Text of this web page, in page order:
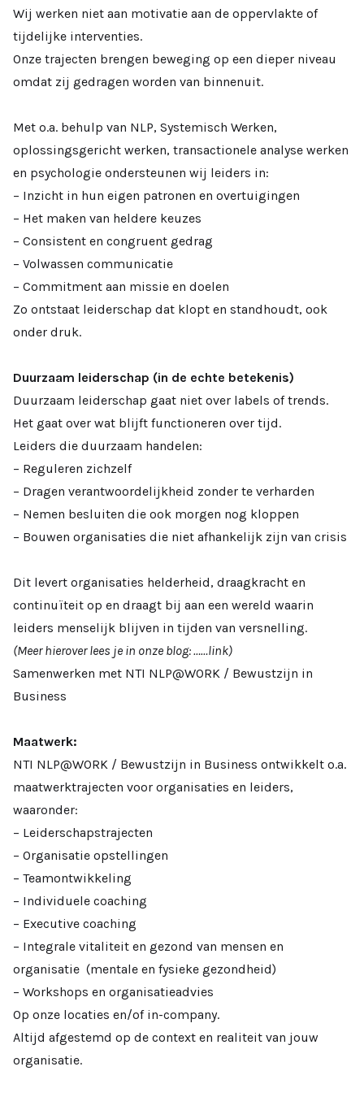
Wij werken niet aan motivatie aan de oppervlakte of
tijdelijke interventies.
Onze trajecten brengen beweging op een dieper niveau
omdat zij gedragen worden van binnenuit.
Met o.a. behulp van NLP, Systemisch Werken,
oplossingsgericht werken, transactionele analyse werken
en psychologie ondersteunen wij leiders in:
– Inzicht in hun eigen patronen en overtuigingen
– Het maken van heldere keuzes
– Consistent en congruent gedrag
– Volwassen communicatie
– Commitment aan missie en doelen
Zo ontstaat leiderschap dat klopt en standhoudt, ook
onder druk.
Duurzaam leiderschap (in de echte betekenis)
Duurzaam leiderschap gaat niet over labels of trends.
Het gaat over wat blijft functioneren over tijd.
Leiders die duurzaam handelen:
– Reguleren zichzelf
– Dragen verantwoordelijkheid zonder te verharden
– Nemen besluiten die ook morgen nog kloppen
– Bouwen organisaties die niet afhankelijk zijn van crisis
Dit levert organisaties helderheid, draagkracht en
continuïteit op en draagt bij aan een wereld waarin
leiders menselijk blijven in tijden van versnelling.
(Meer hierover lees je in onze blog: ……link)
Samenwerken met NTI NLP@WORK / Bewustzijn in
Business
Maatwerk:
NTI NLP@WORK / Bewustzijn in Business ontwikkelt o.a.
maatwerktrajecten voor organisaties en leiders,
waaronder:
– Leiderschapstrajecten
– Organisatie opstellingen
– Teamontwikkeling
– Individuele coaching
– Executive coaching
– Integrale vitaliteit en gezond van mensen en
organisatie (mentale en fysieke gezondheid)
– Workshops en organisatieadvies
Op onze locaties en/of in-company.
Altijd afgestemd op de context en realiteit van jouw
organisatie.